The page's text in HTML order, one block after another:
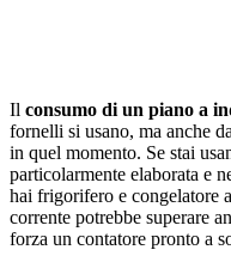
Il consumo di un piano a
fornelli si usano, ma anche
in quel momento. Se stai
particolarmente elaborata e
hai frigorifero e congelatore
corrente potrebbe superare
forza un contatore pronto a